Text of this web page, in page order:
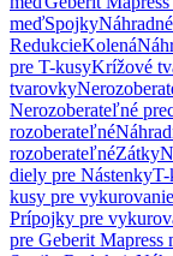
meďSpojky
RedukcieKolená
pre T-kusyKrížové
tvarovky
Nerozoberateľné
rozoberateľné
rozoberateľnéZátky
diely pre NástenkyT-
kusy pre vykurovanie
Prípojky pre
pre Geberit Mapress